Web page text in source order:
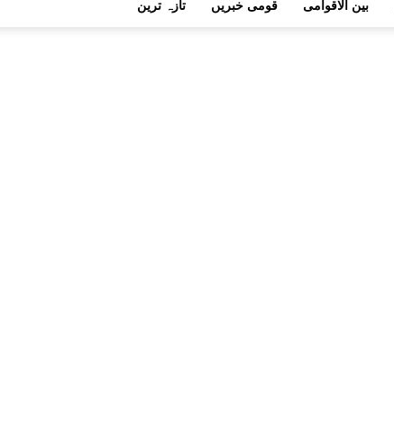
تازہ ترین قومی خبریں بین الاقوامی